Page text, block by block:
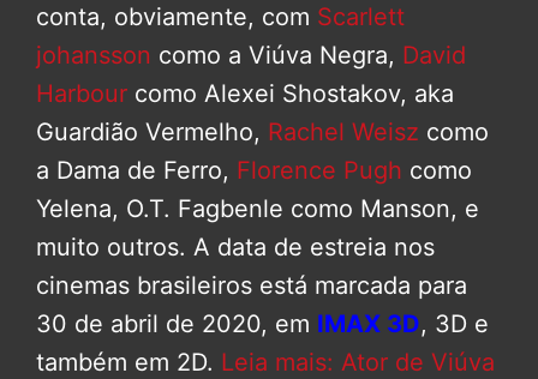
conta, obviamente, com Scarlett
johansson como a Viúva Negra, David
Harbour como Alexei Shostakov, aka
Guardião Vermelho, Rachel Weisz como
a Dama de Ferro, Florence Pugh como
Yelena, O.T. Fagbenle como Manson, e
muito outros. A data de estreia nos
cinemas brasileiros está marcada para
30 de abril de 2020, em IMAX 3D, 3D e
também em 2D. Leia mais: Ator de Viúva